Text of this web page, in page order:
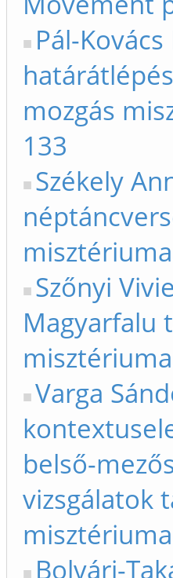
Pál-
mozgás
133
Székely
Szőnyi
Magyarfalu
Varga
belső-
vizsgálatok
Bolvári-